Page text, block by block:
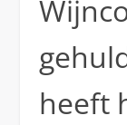
heeft